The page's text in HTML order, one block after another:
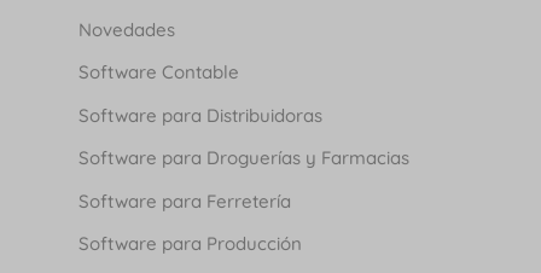
Novedades
Software Contable
Software para Distribuidoras
Software para Droguerías y Farmacias
Software para Ferretería
Software para Producción